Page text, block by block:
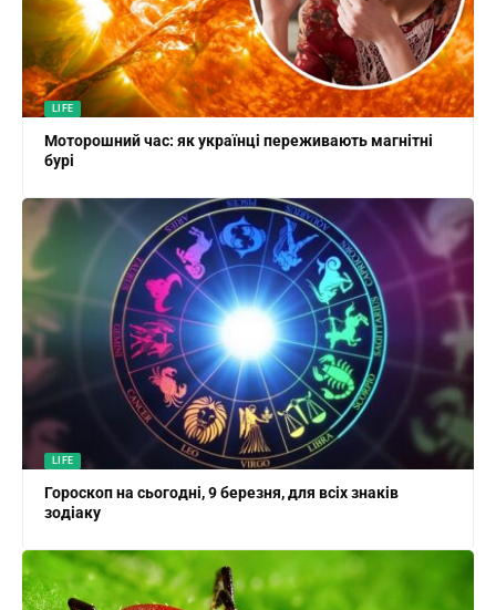
LIFE
Моторошний час: як українці переживають магнітні
бурі
LIFE
Гороскоп на сьогодні, 9 березня, для всіх знаків
зодіаку